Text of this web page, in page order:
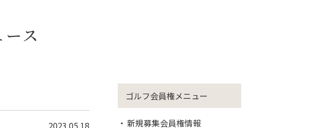
ス
2023.05.18
ゴルフ会員権メニュー
新規募集会員権情報